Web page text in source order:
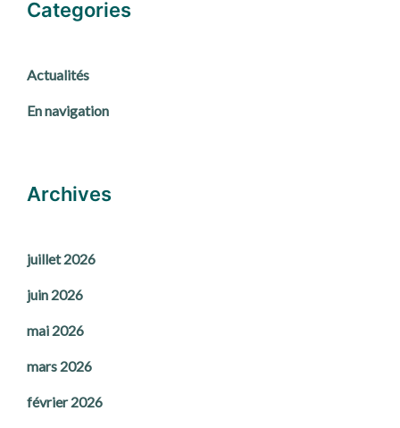
Categories
Actualités
En navigation
Archives
juillet 2026
juin 2026
mai 2026
mars 2026
février 2026